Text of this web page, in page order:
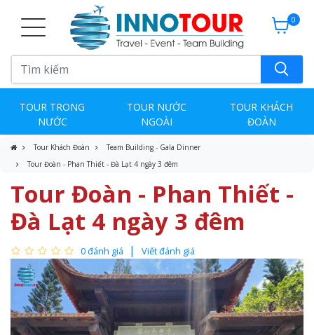
0
TOUR TRONG
NƯỚC
TOUR NƯỚC
NGOÀI
TOUR KHÁCH
ĐOÀN
Tour Khách Đoàn
Team Building - Gala Dinner
Tour Đoàn - Phan Thiết - Đà Lạt 4 ngày 3 đêm
Tour Đoàn - Phan Thiết -
Đà Lạt 4 ngày 3 đêm
0 đánh giá Viết đánh giá